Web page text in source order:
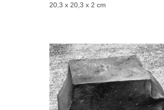
20,3 x 20,3 x 2 cm